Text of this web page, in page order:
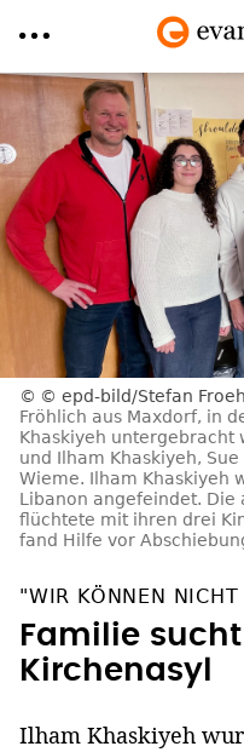
Direkt
Inhalt
© epd-bild/Stefan
Fröhlich aus Maxdorf, in
Khaskiyeh untergebracht
und Ilham Khaskiyeh,
Wieme. Ilham Khaskiyeh
Libanon angefeindet.
flüchtete mit ihren drei
fand Hilfe vor
"WIR KÖNNEN
Familie
Kirchenasyl
Ilham Khaskiyeh